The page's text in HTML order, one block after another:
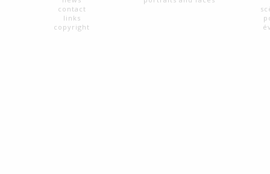
contact
links
copyright